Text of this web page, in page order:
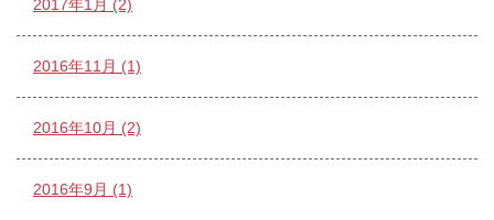
2017年1月 (2)
2016年11月 (1)
2016年10月 (2)
2016年9月 (1)